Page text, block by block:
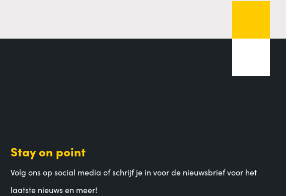
Stay on point
Volg ons op social media of schrijf je in voor de nieuwsbrief voor het
laatste nieuws en meer!